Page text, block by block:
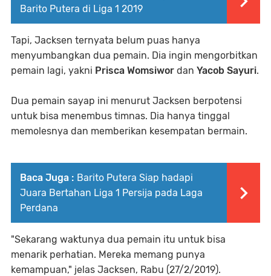
Barito Putera di Liga 1 2019
Tapi, Jacksen ternyata belum puas hanya
menyumbangkan dua pemain. Dia ingin mengorbitkan
pemain lagi, yakni Prisca Womsiwor dan Yacob Sayuri.
Dua pemain sayap ini menurut Jacksen berpotensi
untuk bisa menembus timnas. Dia hanya tinggal
memolesnya dan memberikan kesempatan bermain.
Baca Juga : Barito Putera Siap hadapi
Juara Bertahan Liga 1 Persija pada Laga
Perdana
"Sekarang waktunya dua pemain itu untuk bisa
menarik perhatian. Mereka memang punya
kemampuan," jelas Jacksen, Rabu (27/2/2019).